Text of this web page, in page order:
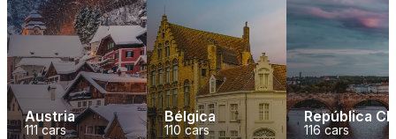
Austria
111cars
Bélgica
110 cars
República
116cars